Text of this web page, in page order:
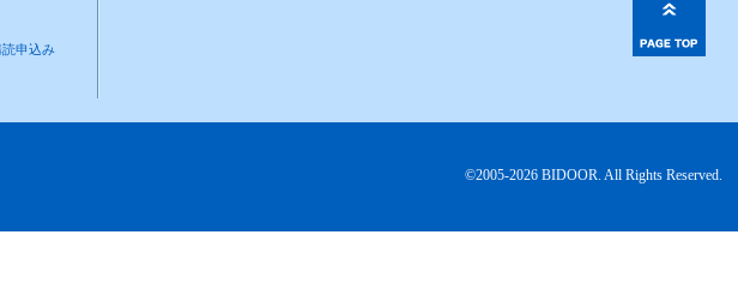
申込み
©2005-2026 BIDOOR. All Rights Reserved.